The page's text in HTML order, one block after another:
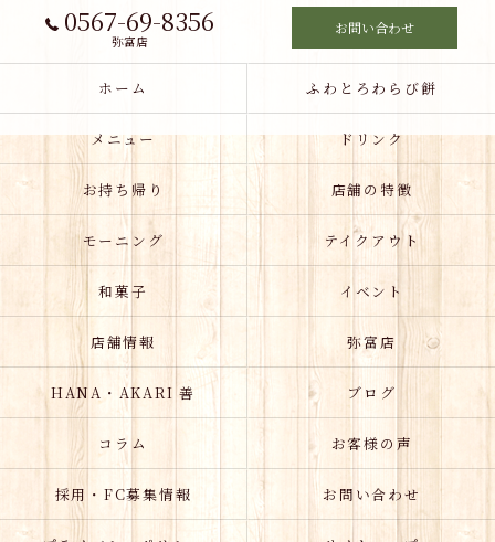
0567-69-8356
弥富店
お問い合わせ
ホーム ふわとろわらび餅
メニュー ドリンク
お持ち帰り 店舗の特徴
モーニング テイクアウト
和菓子 イベント
店舗情報 弥富店
HANA・AKARI 善 ブログ
コラム お客様の声
採用・FC募集情報 お問い合わせ